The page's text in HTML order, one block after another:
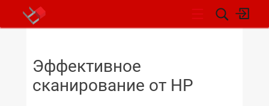
Эффективное
сканирование от HP